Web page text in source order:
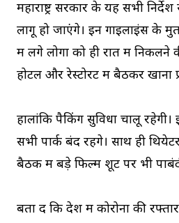
महाराष्ट्र सरकार के यह सभी
लागू हो जाएंगे। इन गाइलाइंस के
में लगे लोगों को ही रात में निकलने
होटल और रेस्टोरेंट में बैठकर खाना
हालांकि पैकिंग सुविधा चालू रहेगी।
सभी पार्क बंद रहेंगे। साथ ही
बैठक में बड़े फिल्म शूट पर भी
बता दें कि देश में कोरोना की